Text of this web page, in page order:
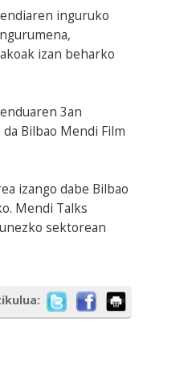
inguruko
izan beharko
3an
Bilbao Mendi Film
izango dabe Bilbao
Mendi Talks
sektorean